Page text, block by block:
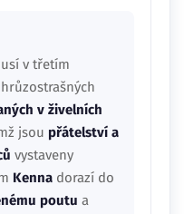
v třetím
v živelních
jsou přátelství a
vystaveny
Kenna dorazí do
poutu a